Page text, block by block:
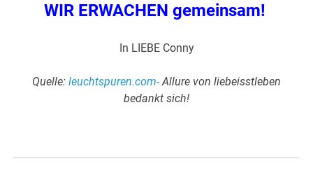
WIR ERWACHEN gemeinsam!
In LIEBE Conny
Quelle: leuchtspuren.com- Allure von liebeisstleben
bedankt sich!